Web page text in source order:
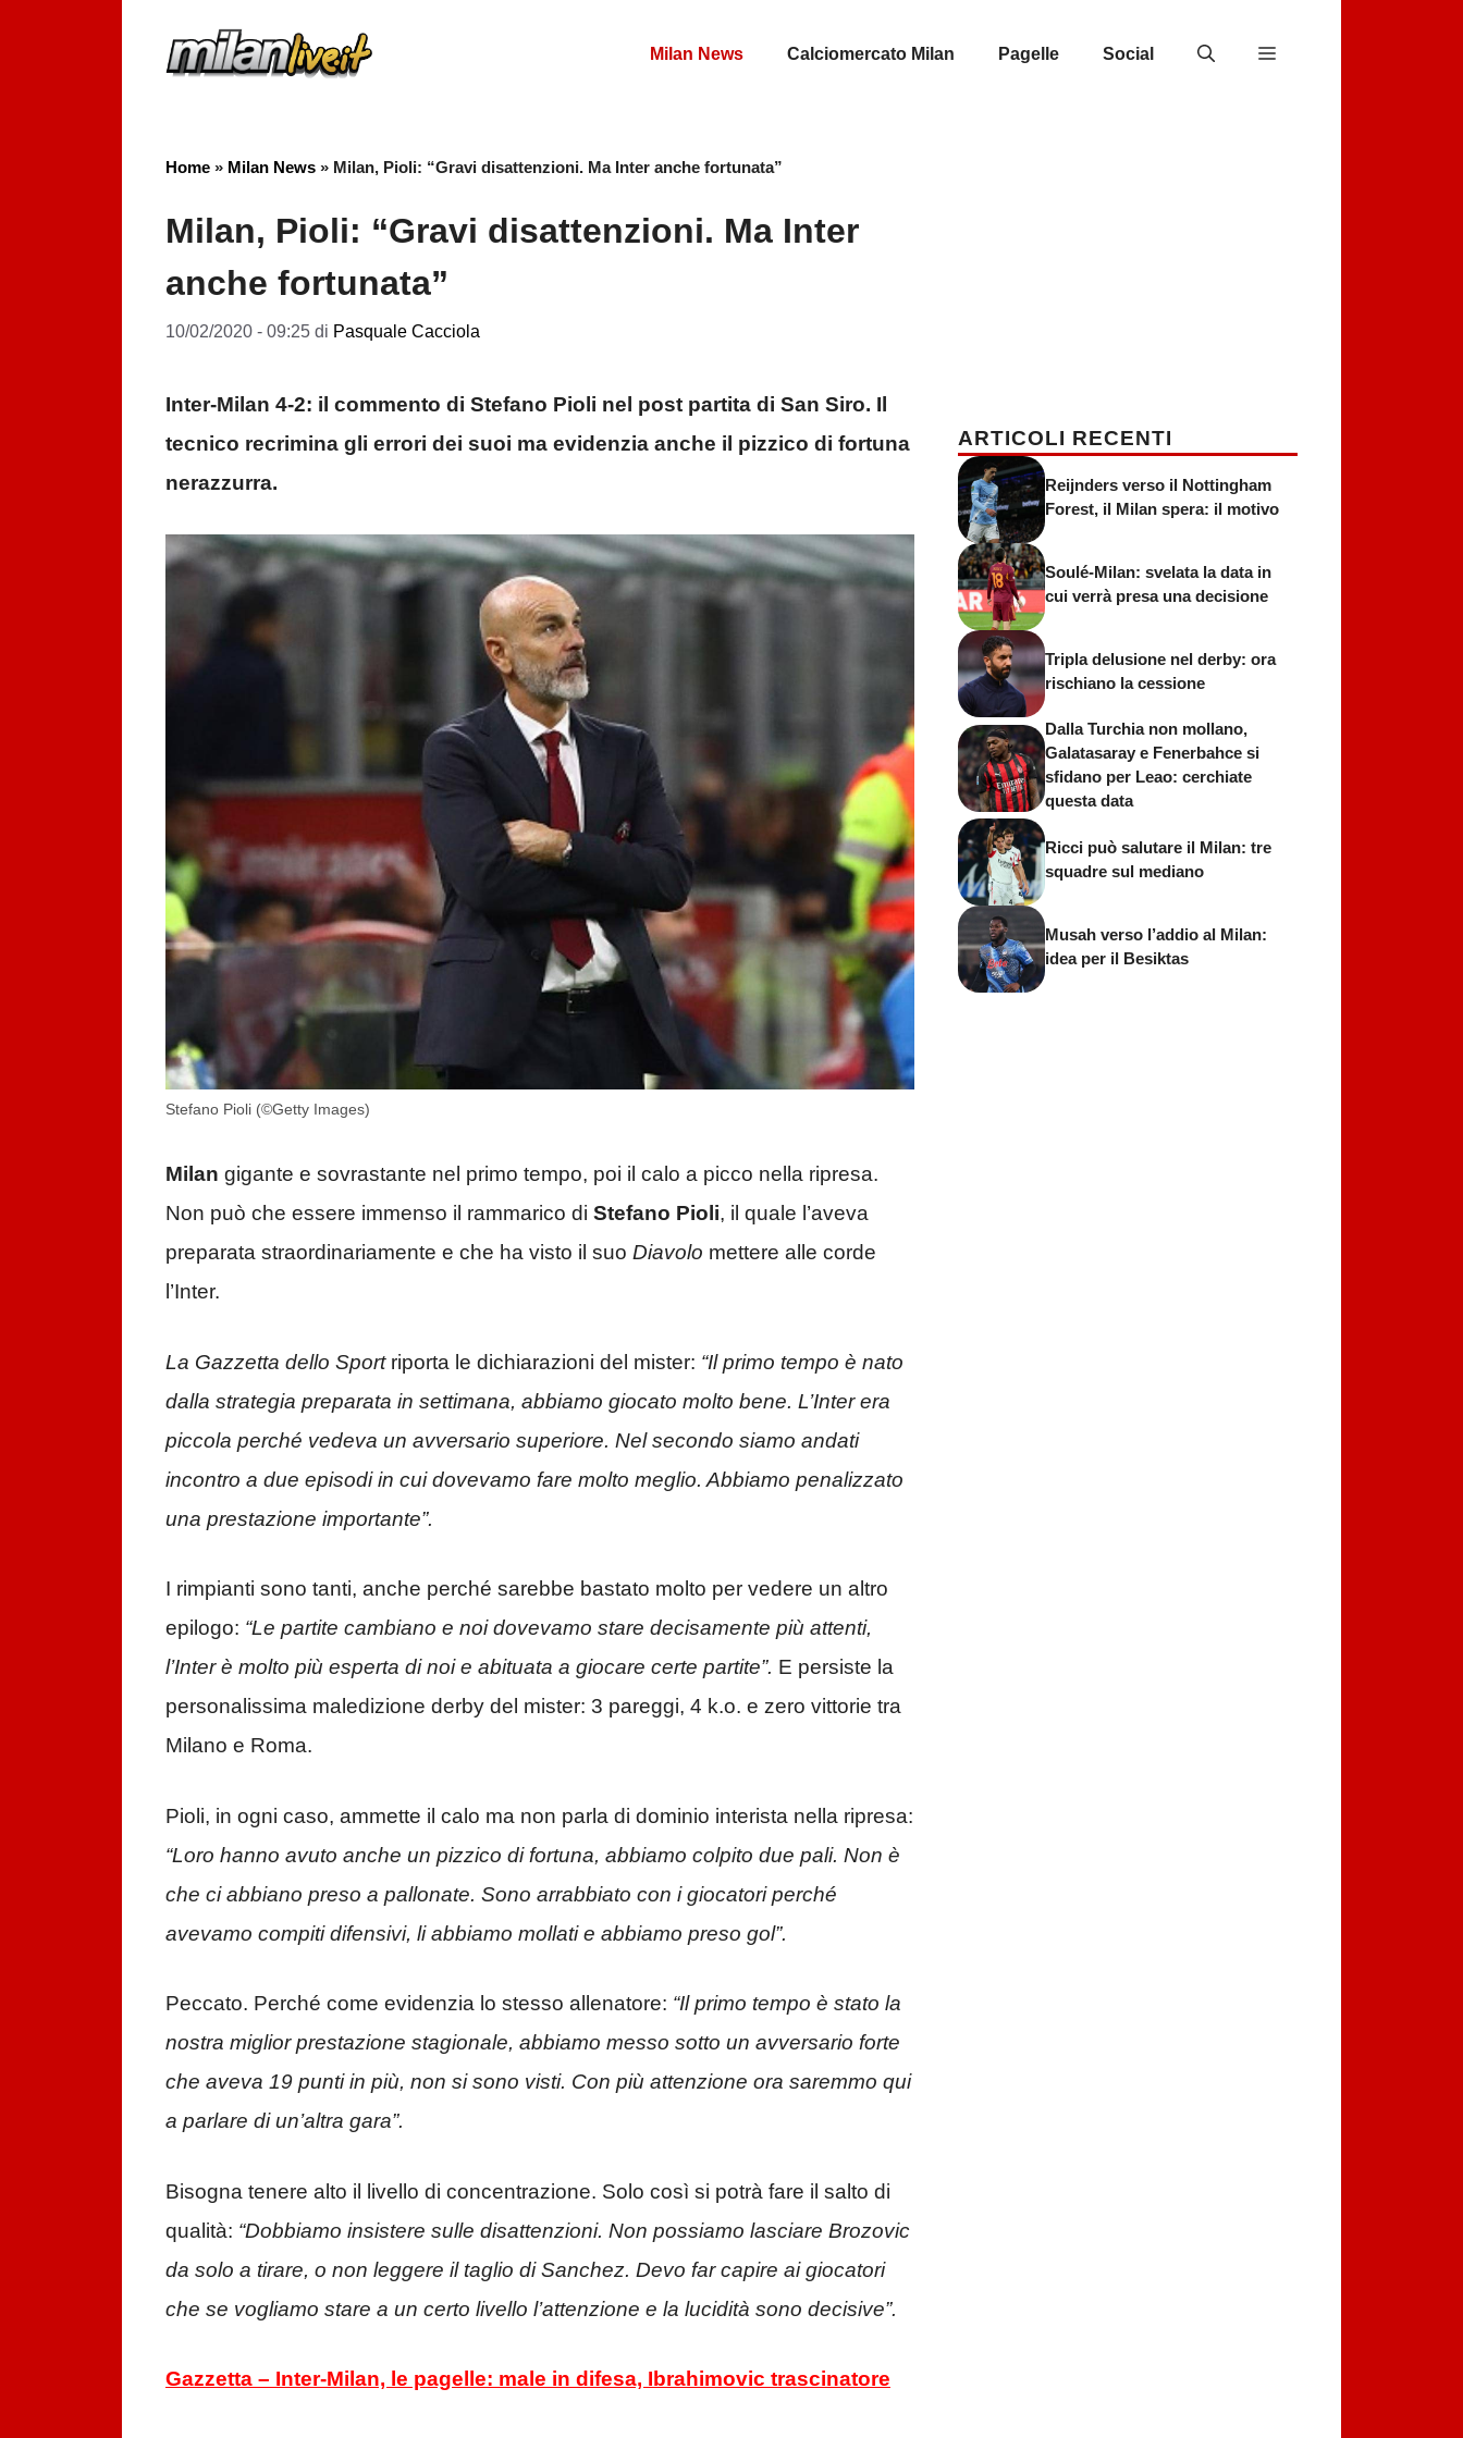
Milan News Calciomercato Milan Pagelle Social
Home » Milan News » Milan, Pioli: “Gravi disattenzioni. Ma Inter anche fortunata”
Milan, Pioli: “Gravi disattenzioni. Ma Inter
anche fortunata”
10/02/2020 - 09:25 di Pasquale Cacciola
Inter-Milan 4-2: il commento di Stefano Pioli nel post partita di San Siro. Il
tecnico recrimina gli errori dei suoi ma evidenzia anche il pizzico di fortuna
nerazzurra.
Stefano Pioli (©Getty Images)
Milan gigante e sovrastante nel primo tempo, poi il calo a picco nella ripresa.
Non può che essere immenso il rammarico di Stefano Pioli, il quale l’aveva
preparata straordinariamente e che ha visto il suo Diavolo mettere alle corde
l’Inter.
La Gazzetta dello Sportriporta le dichiarazioni del mister: “Il primo tempo è nato
dalla strategia preparata in settimana, abbiamo giocato molto bene. L’Inter era
piccola perché vedeva un avversario superiore. Nel secondo siamo andati
incontro a due episodi in cui dovevamo fare molto meglio. Abbiamo penalizzato
una prestazione importante”.
I rimpianti sono tanti, anche perché sarebbe bastato molto per vedere un altro
epilogo: “Le partite cambiano e noi dovevamo stare decisamente più attenti,
l’Inter è molto più esperta di noi e abituata a giocare certe partite”. E persiste la
personalissima maledizione derby del mister: 3 pareggi, 4 k.o. e zero vittorie tra
Milano e Roma.
Pioli, in ogni caso, ammette il calo ma non parla di dominio interista nella ripresa:
“Loro hanno avuto anche un pizzico di fortuna, abbiamo colpito due pali. Non è
che ci abbiano preso a pallonate. Sono arrabbiato con i giocatori perché
avevamo compiti difensivi, li abbiamo mollati e abbiamo preso gol”.
Peccato. Perché come evidenzia lo stesso allenatore: “Il primo tempo è stato la
nostra miglior prestazione stagionale, abbiamo messo sotto un avversario forte
che aveva 19 punti in più, non si sono visti. Con più attenzione ora saremmo qui
a parlare di un’altra gara”.
Bisogna tenere alto il livello di concentrazione. Solo così si potrà fare il salto di
qualità: “Dobbiamo insistere sulle disattenzioni. Non possiamo lasciare Brozovic
da solo a tirare, o non leggere il taglio di Sanchez. Devo far capire ai giocatori
che se vogliamo stare a un certo livello l’attenzione e la lucidità sono decisive”.
Gazzetta – Inter-Milan, le pagelle: male in difesa, Ibrahimovic trascinatore
ARTICOLI RECENTI
Reijnders verso il Nottingham
Forest, il Milan spera: il motivo
Soulé-Milan: svelata la data in
cui verrà presa una decisione
Tripla delusione nel derby: ora
rischiano la cessione
Dalla Turchia non mollano,
Galatasaray e Fenerbahce si
sfidano per Leao: cerchiate
questa data
Ricci può salutare il Milan: tre
squadre sul mediano
Musah verso l’addio al Milan:
idea per il Besiktas